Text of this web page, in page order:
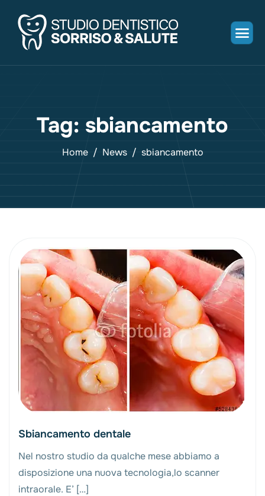
Tag: sbiancamento
Home News sbiancamento
Sbiancamento dentale
Nel nostro studio da qualche mese abbiamo a
disposizione una nuova tecnologia,lo scanner
intraorale. E’ […]